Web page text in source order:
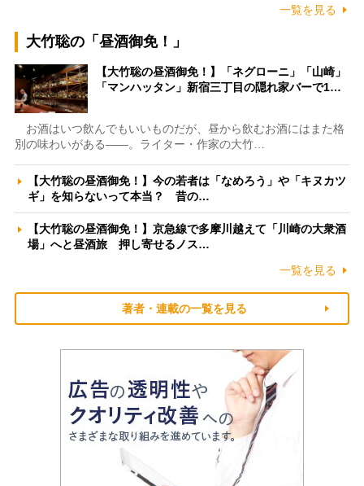
一覧を見る
大竹聡の「昼酒御免！」
【大竹聡の昼酒御免！】「ネグローニ」「山崎」
「マンハッタン」新宿三丁目の隠れ家バーで1…
お酒はいつ飲んでもいいものだが、昼から飲むお酒にはまた格
別の味わいがある――。ライター・作家の大竹…
【大竹聡の昼酒御免！】今の若者は「なめろう」や「キヌカツ
ギ」を知らないって本当？ 昔の…
【大竹聡の昼酒御免！】京急線で多摩川越えて「川崎の大衆酒
場」へと昼酒旅 押し寄せるノス…
一覧を見る
著者・連載の一覧を見る